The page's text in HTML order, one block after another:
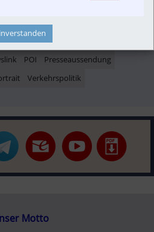
Konzept | Studien | Statistik
POI
Presseaussendung
Verkehrspolitik
Motto